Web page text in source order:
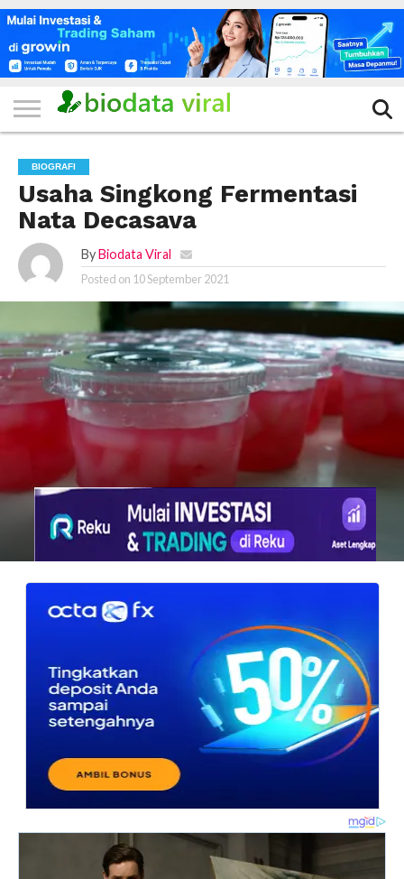
HOME
FILTER
KATEGORI
IKLAN
GRATIS
TERVIRAL
TRADING
KOMUNITAS
BERITA
BISNIS
LAINNYA
BIOGRAFI
Usaha Singkong Fermentasi
Nata Decasava
By Biodata Viral
Posted on 10 September 2021